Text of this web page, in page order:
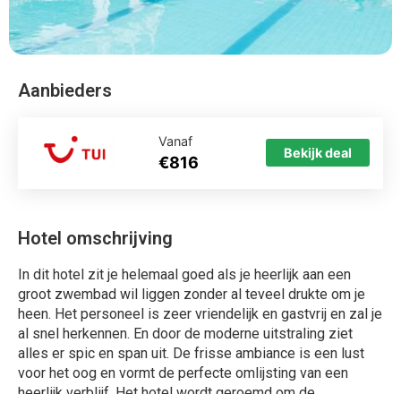
Hotel omschrijving
In dit hotel zit je helemaal goed als je heerlijk aan een
groot zwembad wil liggen zonder al teveel drukte om je
heen. Het personeel is zeer vriendelijk en gastvrij en zal je
al snel herkennen. En door de moderne uitstraling ziet
alles er spic en span uit. De frisse ambiance is een lust
voor het oog en vormt de perfecte omlijsting van een
Aanbieders
Vanaf
€816 Bekijk deal